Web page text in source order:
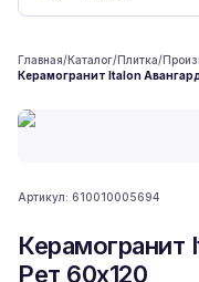
Главная/Каталог/Плитка/
Керамогранит Italon
Артикул: 610010005694
Керамогранит
Рет 60x120